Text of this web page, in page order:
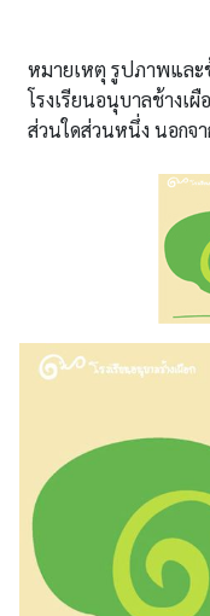
หมายเหตุ รูปภาพแล
โรงเรียนอนุบาลช้างเ
ส่วนใดส่วนหนึ่ง นอกจ